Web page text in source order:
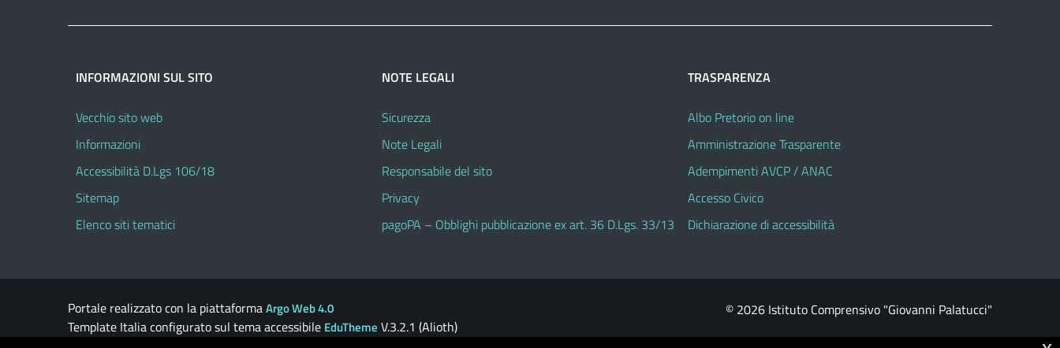
INFORMAZIONI SUL SITO
Vecchio sito web
Informazioni
Accessibilità D.Lgs 106/18
Sitemap
Elenco siti tematici
NOTE LEGALI
Sicurezza
Note Legali
Responsabile del sito
Privacy
pagoPA – Obblighi pubblicazione ex art. 36 D.Lgs. 33/13
TRASPARENZA
Albo Pretorio on line
Amministrazione Trasparente
Adempimenti AVCP / ANAC
Accesso Civico
Dichiarazione di accessibilità
Portale realizzato con la piattaformaArgo Web 4.0
Template Italia configurato sul tema accessibile EduTheme V.3.2.1 (Alioth)
© 2026 Istituto Comprensivo "Giovanni Palatucci"